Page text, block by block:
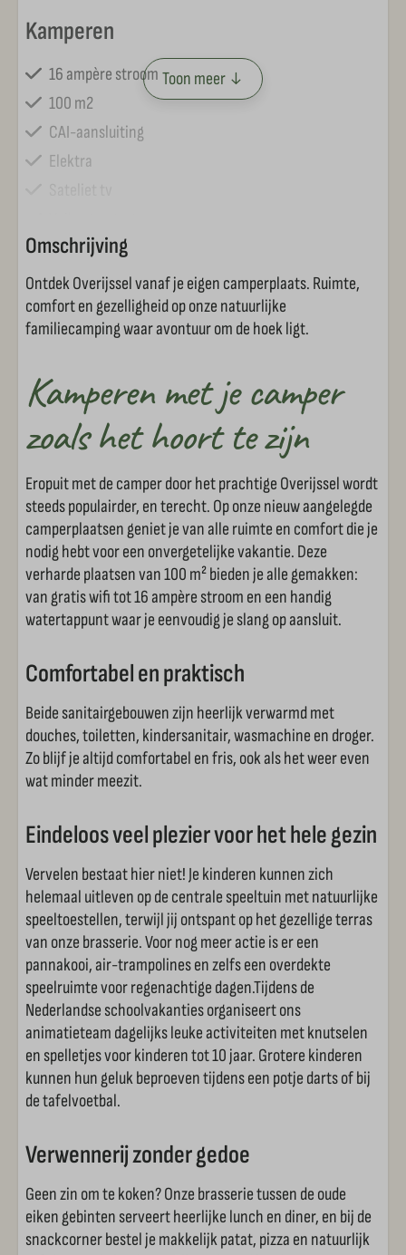
Kamperen
16 ampère stroom
100 m2
CAI-aansluiting
Elektra
Watertappunt
Schaduw plaats
Zonnige plaats
Animatieprogramma (vakanties)
Brasserie
Pannakooi
Skelters
Speeltuin
Broodjesservice
Snack afhaal
Toon meer ↓
Omschrijving
Ontdek Overijssel vanaf je eigen camperplaats. Ruimte,
comfort en gezelligheid op onze natuurlijke
familiecamping waar avontuur om de hoek ligt.
Kamperen met je camper
zoals het hoort te zijn
Eropuit met de camper door het prachtige Overijssel wordt
steeds populairder, en terecht. Op onze nieuw aangelegde
camperplaatsen geniet je van alle ruimte en comfort die je
nodig hebt voor een onvergetelijke vakantie. Deze
verharde plaatsen van 100 m² bieden je alle gemakken:
van gratis wifi tot 16 ampère stroom en een handig
watertappunt waar je eenvoudig je slang op aansluit.
Comfortabel en praktisch
Beide sanitairgebouwen zijn heerlijk verwarmd met
douches, toiletten, kindersanitair, wasmachine en droger.
Zo blijf je altijd comfortabel en fris, ook als het weer even
wat minder meezit.
Eindeloos veel plezier voor het hele gezin
Vervelen bestaat hier niet! Je kinderen kunnen zich
helemaal uitleven op de centrale speeltuin met natuurlijke
speeltoestellen, terwijl jij ontspant op het gezellige terras
van onze brasserie. Voor nog meer actie is er een
pannakooi, air-trampolines en zelfs een overdekte
speelruimte voor regenachtige dagen.Tijdens de
Nederlandse schoolvakanties organiseert ons
animatieteam dagelijks leuke activiteiten met knutselen
en spelletjes voor kinderen tot 10 jaar. Grotere kinderen
kunnen hun geluk beproeven tijdens een potje darts of bij
de tafelvoetbal.
Verwennerij zonder gedoe
Geen zin om te koken? Onze brasserie tussen de oude
eiken gebinten serveert heerlijke lunch en diner, en bij de
snackcorner bestel je makkelijk patat, pizza en natuurlijk